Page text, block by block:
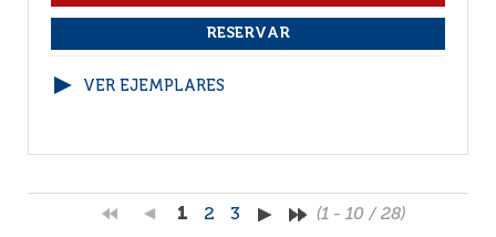
VER EJEMPLARES
1 2 3
(1 - 10 / 28)